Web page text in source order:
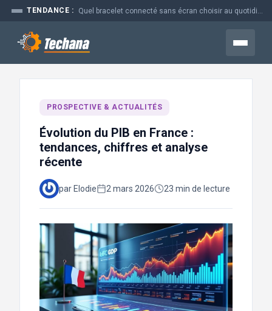
Aller
contenu
TENDANCE :
Menu
PROSPECTIVE & ACTUALITÉS
Évolution du PIB en France :
tendances, chiffres et analyse
récente
par Elodie 2 mars 2026 23 min de lecture